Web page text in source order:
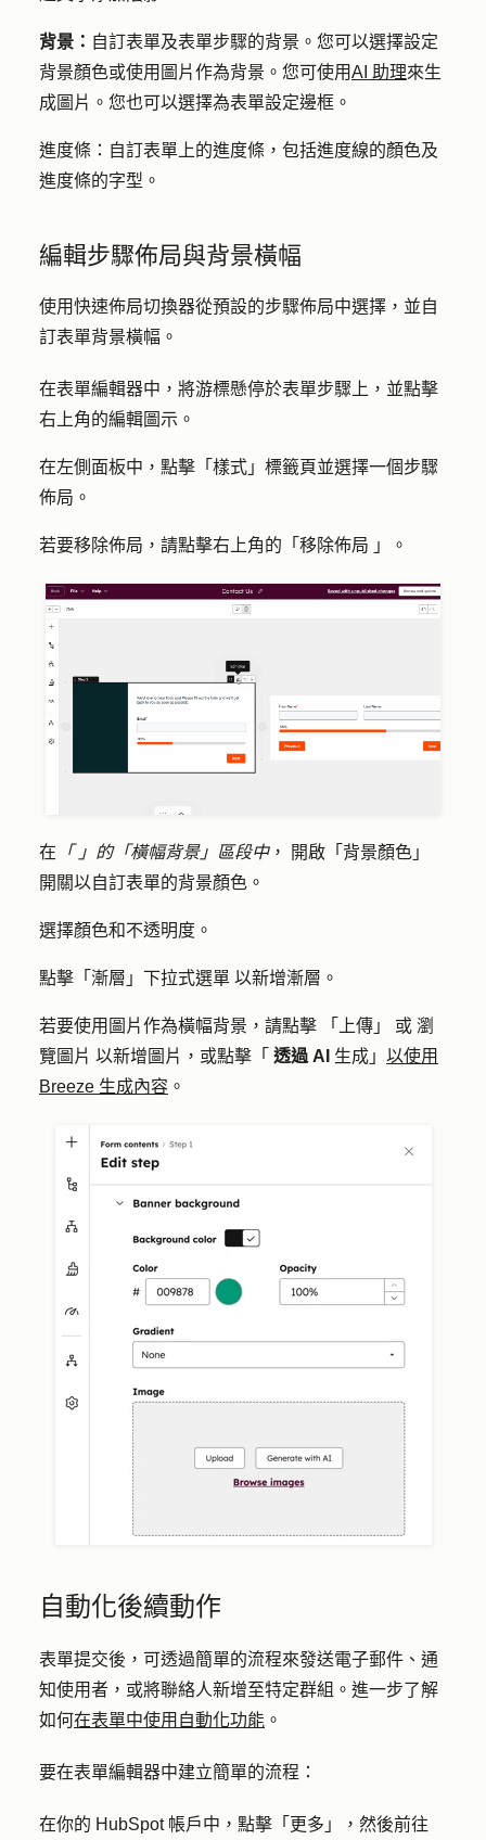
背景： 自訂表單及表單步驟的背景。您可以選擇設定
背景顏色或使用圖片作為背景。您可使用AI 助理來生
成圖片。您也可以選擇為表單設定邊框。
進度條 ：自訂表單上的進度條，包括進度線的顏色及
進度條的字型。
編輯步驟佈局與背景橫幅
使用快速佈局切換器從預設的步驟佈局中選擇，並自
訂表單背景橫幅。
在表單編輯器中，將游標懸停於表單步驟上，並點擊
右上角的編輯圖示 。
在左側面板中，點擊「 樣式 」標籤頁並選擇一個步驟
佈局 。
若要移除佈局，請點擊右上角的「移除佈局 」。
在 「 」的「橫幅背景」區段中， 開啟 「 背景顏色 」
開關以自訂表單的背景顏色。
選擇顏色和不透明度 。
點擊「 漸層」下拉式選單 以新增漸層。
若要使用圖片作為橫幅背景， 請點擊 「上傳」 或 瀏
覽圖片 以新增圖片，或點擊「 透過 AI 生成 」 以使用
Breeze 生成內容 。
自動化後續動作
表單提交後，可透過簡單的流程來發送電子郵件、通
知使用者，或將聯絡人新增至特定群組。進一步了解
如何在表單中使用自動化功能 。
要在表單編輯器中建立簡單的流程：
在你的 HubSpot 帳戶中，點擊 「更多」 ，然後前往